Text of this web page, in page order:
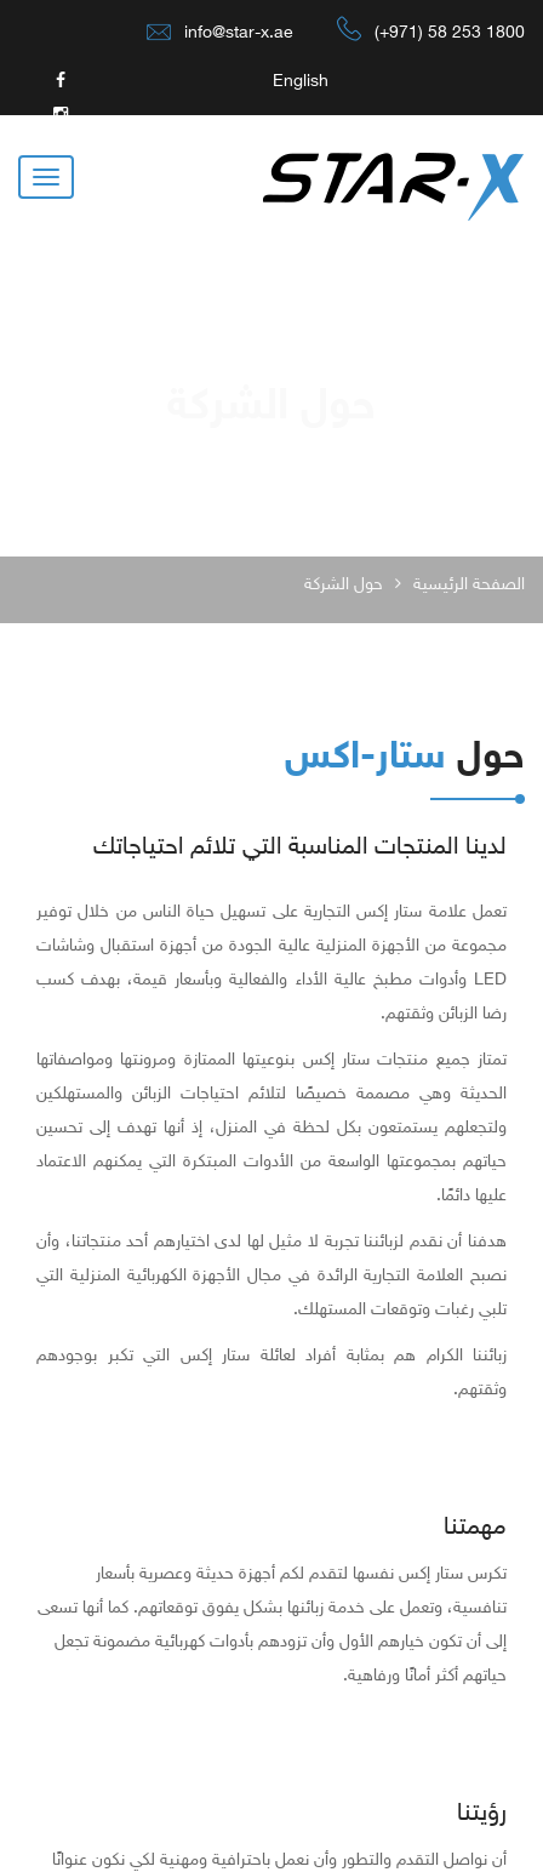
(+971) 58 253 1800
info@star-x.ae
English
الصفحة الرئيسية حول الشركة
حول ستار-اكس
لدينا المنتجات المناسبة التي تلائم احتياجاتك
تعمل علامة ستار إكس التجارية على تسهيل حياة الناس من خلال توفير
مجموعة من الأجهزة المنزلية عالية الجودة من أجهزة استقبال وشاشات
LED وأدوات مطبخ عالية الأداء والفعالية وبأسعار قيمة، بهدف كسب
رضا الزبائن وثقتهم.
تمتاز جميع منتجات ستار إكس بنوعيتها الممتازة ومرونتها ومواصفاتها
الحديثة وهي مصممة خصيصًا لتلائم احتياجات الزبائن والمستهلكين
ولتجعلهم يستمتعون بكل لحظة في المنزل، إذ أنها تهدف إلى تحسين
حياتهم بمجموعتها الواسعة من الأدوات المبتكرة التي يمكنهم الاعتماد
عليها دائمًا.
هدفنا أن نقدم لزبائننا تجربة لا مثيل لها لدى اختيارهم أحد منتجاتنا، وأن
نصبح العلامة التجارية الرائدة في مجال الأجهزة الكهربائية المنزلية التي
تلبي رغبات وتوقعات المستهلك.
زبائننا الكرام هم بمثابة أفراد لعائلة ستار إكس التي تكبر بوجودهم
وثقتهم.
مهمتنا
تكرس ستار إكس نفسها لتقدم لكم أجهزة حديثة وعصرية بأسعار
تنافسية، وتعمل على خدمة زبائنها بشكل يفوق توقعاتهم. كما أنها تسعى
إلى أن تكون خيارهم الأول وأن تزودهم بأدوات كهربائية مضمونة تجعل
حياتهم أكثر أمانًا ورفاهية.
رؤيتنا
أن نواصل التقدم والتطور وأن نعمل باحترافية ومهنية لكي نكون عنوانًا